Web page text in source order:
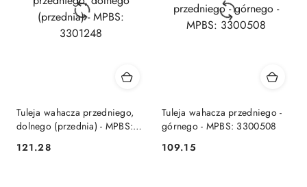
Tuleja wahacza przedniego,
dolnego (przednia) - MPBS:
Cena:
121.28
Tuleja wahacza przedniego -
górnego - MPBS: 3300508
Cena:
109.15